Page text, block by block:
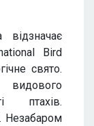
Bird
свято.
птахів.
Незабаром